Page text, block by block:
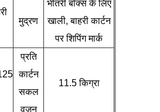
मुद्रण
भीतरी बॉक्स के लिए
खाली, बाहरी कार्टन
पर शिपिंग मार्क
प्रति
कार्टन
सकल
वजन
11.5 किग्रा